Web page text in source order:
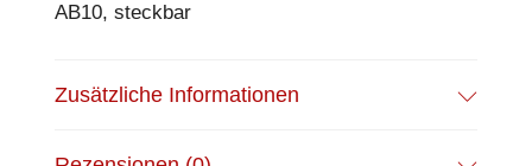
AB10, steckbar
Zusätzliche Informationen